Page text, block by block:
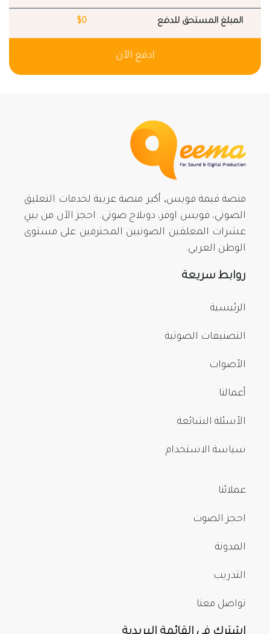
المبلغ المستحق للدفع $0
ادفع الآن
منصة قيمة فويس, أكبر منصة عربية لخدمات التعليق
الصوتي، فويس اوفر، دوبلاج صوتي. احجز الآن من بينِ
عشرات المعلقين الصوتيين المحترفين على مستوى
الوطن العربي.
روابط سريعة
الرئيسية
التصنيفات الصوتية
الأصوات
أعمالنا
الأسئلة الشائعة
سياسة الاستخدام
عملائنا
احجز الصوت
المدونة
التدريب
تواصل معنا